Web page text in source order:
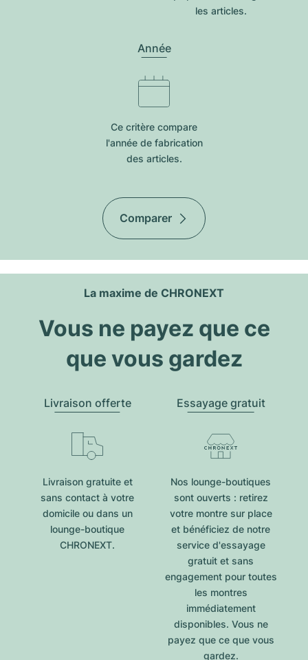
les articles.
Année
Ce critère compare
l'année de fabrication
des articles.
Comparer
La maxime de CHRONEXT
Vous ne payez que ce
que vous gardez
Livraison offerte
Livraison gratuite et
sans contact à votre
domicile ou dans un
lounge-boutique
CHRONEXT.
Essayage gratuit
Nos lounge-boutiques
sont ouverts : retirez
votre montre sur place
et bénéficiez de notre
service d'essayage
gratuit et sans
engagement pour toutes
les montres
immédiatement
disponibles. Vous ne
payez que ce que vous
gardez.